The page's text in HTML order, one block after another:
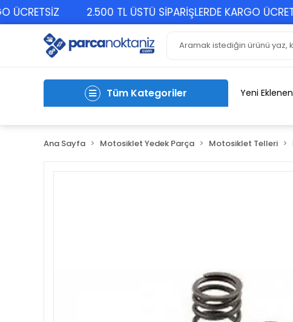
2.500 TL ÜSTÜ SİPARİŞLERDE KARGO ÜCRETSİZ
Tüm Kategoriler Yeni
Ana Sayfa Motosiklet Yedek Parça Motosiklet Telleri